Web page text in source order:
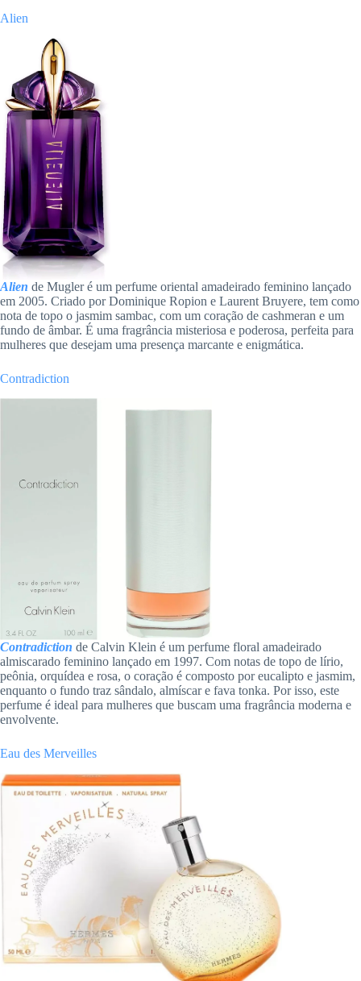
Alien
Alien de Mugler é um perfume oriental amadeirado feminino lançado
em 2005. Criado por Dominique Ropion e Laurent Bruyere, tem como
nota de topo o jasmim sambac, com um coração de cashmeran e um
fundo de âmbar. É uma fragrância misteriosa e poderosa, perfeita para
mulheres que desejam uma presença marcante e enigmática.
Contradiction
Contradiction de Calvin Klein é um perfume floral amadeirado
almiscarado feminino lançado em 1997. Com notas de topo de lírio,
peônia, orquídea e rosa, o coração é composto por eucalipto e jasmim,
enquanto o fundo traz sândalo, almíscar e fava tonka. Por isso, este
perfume é ideal para mulheres que buscam uma fragrância moderna e
envolvente.
Eau des Merveilles